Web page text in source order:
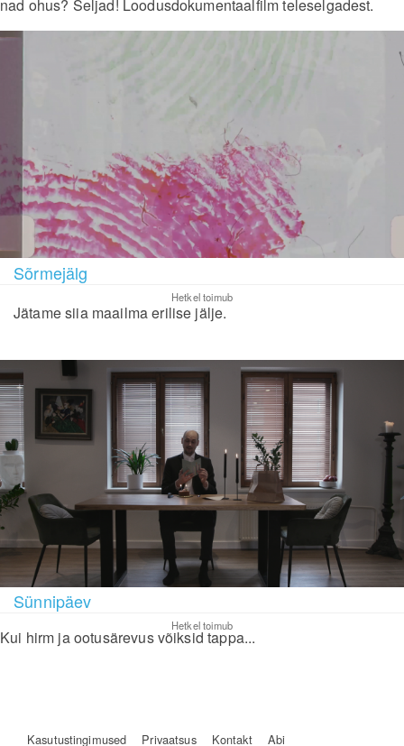
nad ohus? Seljad! Loodusdokumentaalfilm teleselgadest.
Sõrmejälg
Hetkel toimub
Jätame siia maailma erilise jälje.
Sünnipäev
Hetkel toimub
Kui hirm ja ootusärevus võiksid tappa...
Kasutustingimused Privaatsus Kontakt Abi